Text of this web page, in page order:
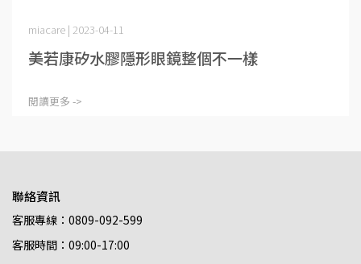
美若康矽水膠隱形眼鏡整個不一樣
miacare | 2023-04-11
閱讀更多 ->
聯絡資訊
客服專線：0809-092-599
客服時間：09:00-17:00